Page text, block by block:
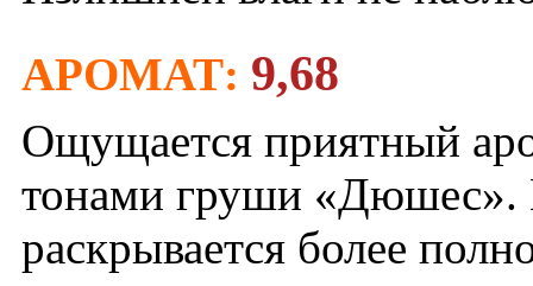
АРОМАТ: 9,68
Ощущается приятный
тонами груши «Дюшес».
раскрывается более